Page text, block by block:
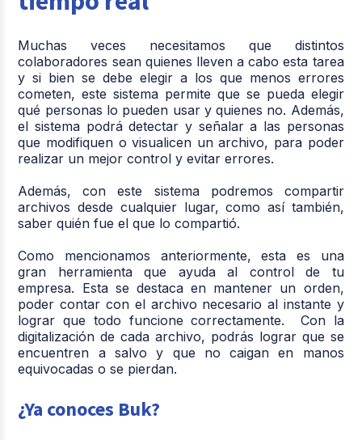
Muchas veces necesitamos que distintos
colaboradores sean quienes lleven a cabo esta tarea
y si bien se debe elegir a los que menos errores
cometen, este sistema permite que se pueda elegir
qué personas lo pueden usar y quienes no. Además,
el sistema podrá detectar y señalar a las personas
que modifiquen o visualicen un archivo, para poder
realizar un mejor control y evitar errores.
Además, con este sistema podremos compartir
archivos desde cualquier lugar, como así también,
saber quién fue el que lo compartió.
Como mencionamos anteriormente, esta es una
gran herramienta que ayuda al control de tu
empresa. Esta se destaca en mantener un orden,
poder contar con el archivo necesario al instante y
lograr que todo funcione correctamente. Con la
digitalización de cada archivo, podrás lograr que se
encuentren a salvo y que no caigan en manos
equivocadas o se pierdan.
¿Ya conoces Buk?